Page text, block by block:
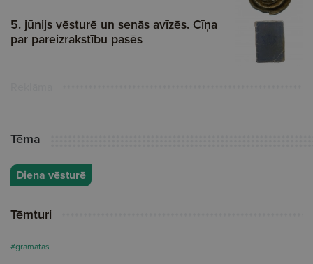
5. jūnijs vēsturē un senās avīzēs. Cīņa
par pareizrakstību pasēs
Tēma
Diena vēsturē
Tēmturi
#grāmatas